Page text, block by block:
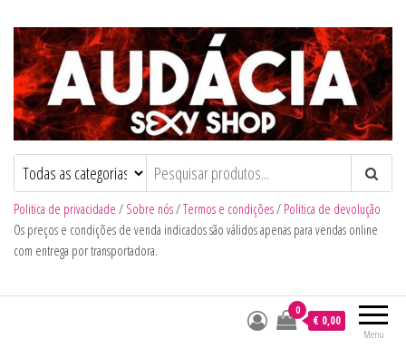
Audacia Sexy Shop
Politica de privacidade / Sobre nós/Termos e condições/ Politica de devolução
Os preços e condições de venda indicados são válidos apenas para vendas online
com entrega por transportadora.
Menu
0
€ 0,00